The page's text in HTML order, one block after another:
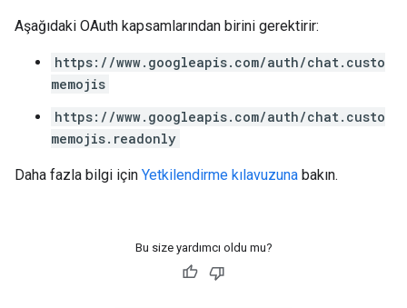
Aşağıdaki OAuth kapsamlarından birini gerektirir:
https://www.googleapis.com/auth/chat.custo
memojis
https://www.googleapis.com/auth/chat.custo
memojis.readonly
Daha fazla bilgi için Yetkilendirme kılavuzuna bakın.
Bu size yardımcı oldu mu?